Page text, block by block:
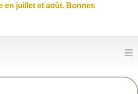
en juillet et août. Bonnes
≡